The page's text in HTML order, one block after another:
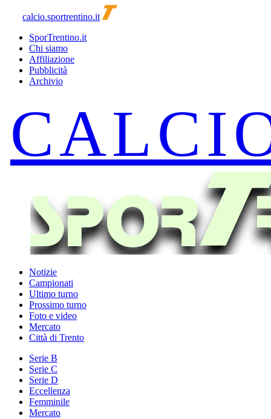
calcio.sportrentino.it
SporTrentino.it
Chi siamo
Affiliazione
Pubblicità
Archivio
Notizie
Campionati
Ultimo turno
Prossimo turno
Foto e video
Mercato
Città di Trento
Serie B
Serie C
Serie D
Eccellenza
Femminile
Mercato